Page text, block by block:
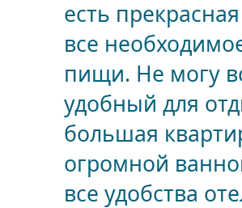
есть
все
пищи. Не могу
удобный для
большая
огромной
все удобства